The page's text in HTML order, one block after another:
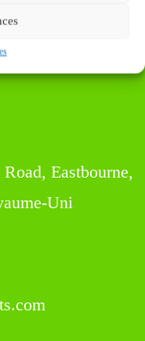
Eastbourne,
Uni